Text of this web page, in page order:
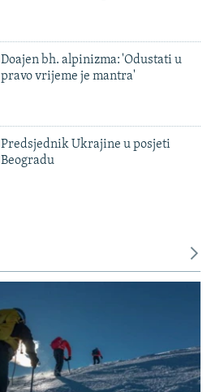
Doajen bh. alpinizma: 'Odustati u
pravo vrijeme je mantra'
Predsjednik Ukrajine u posjeti
Beogradu